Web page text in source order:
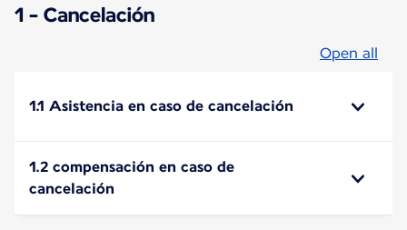
1 - Cancelación
Open all
1.1 Asistencia en caso de cancelación
1.2 compensación en caso de
cancelación